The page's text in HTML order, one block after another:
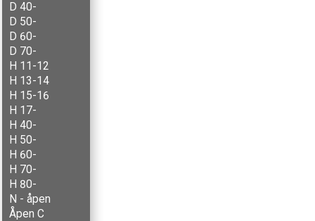
D 40-
D 50-
D 60-
D 70-
H 11-12
H 13-14
H 15-16
H 17-
H 40-
H 50-
H 60-
H 70-
H 80-
N - åpen
Åpen C